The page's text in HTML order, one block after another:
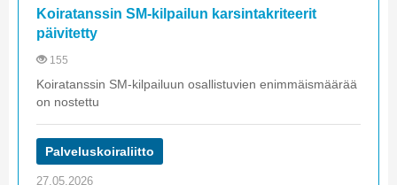
Koiratanssin SM-kilpailun karsintakriteerit
päivitetty
155
Koiratanssin SM-kilpailuun osallistuvien enimmäismäärää
on nostettu
Palveluskoiraliitto
27.05.2026